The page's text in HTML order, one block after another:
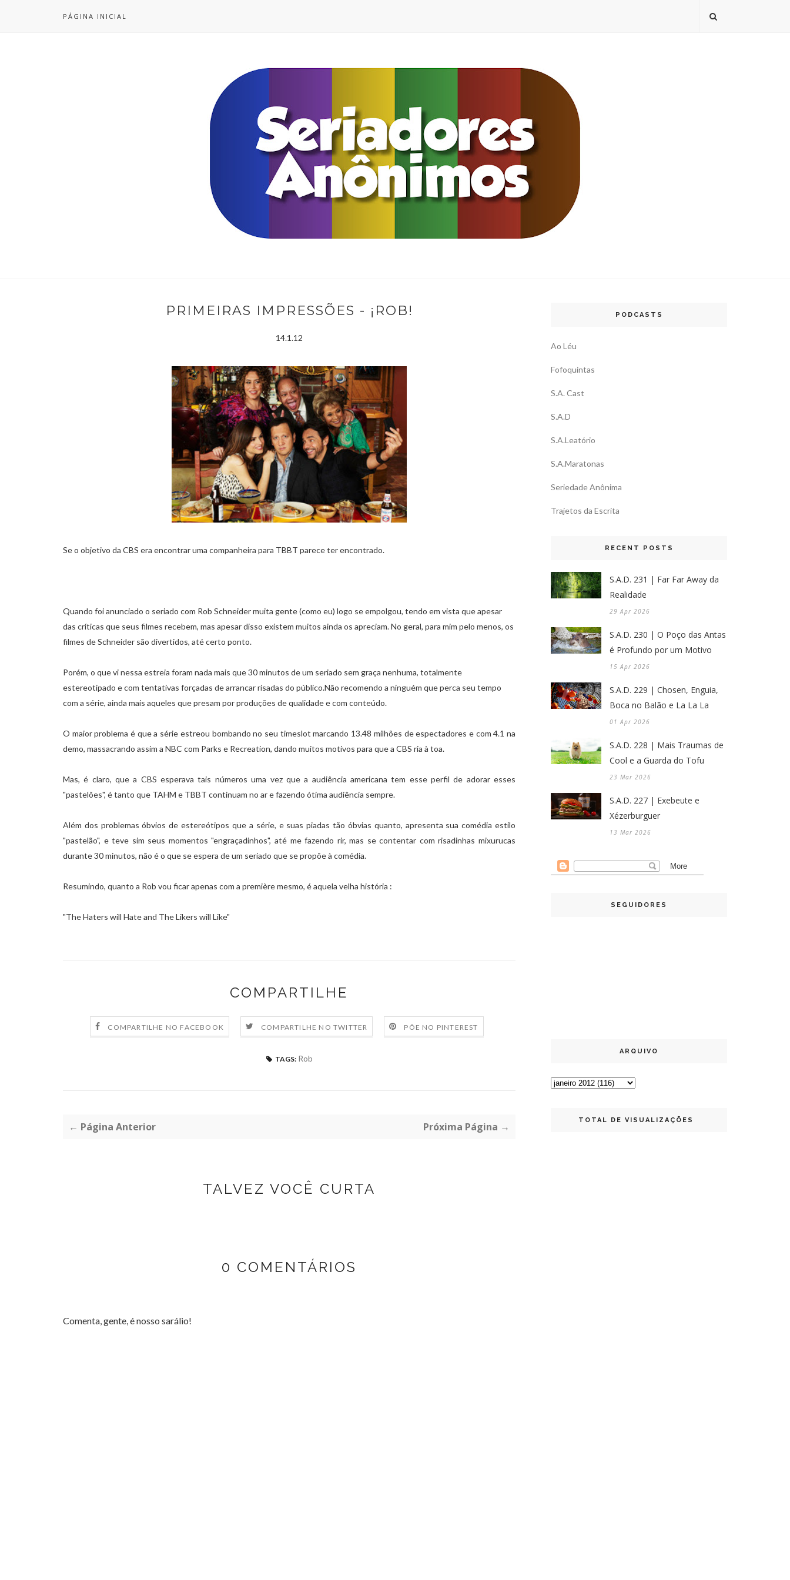
PÁGINA INICIAL
PRIMEIRAS IMPRESSÕES - ¡ROB!
14.1.12
Se o objetivo da CBS era encontrar uma companheira para TBBT parece ter encontrado.
Quando foi anunciado o seriado com Rob Schneider muita gente (como eu) logo se empolgou, tendo em vista que apesar
das críticas que seus filmes recebem, mas apesar disso existem muitos ainda os apreciam. No geral, para mim pelo menos, os
filmes de Schneider são divertidos, até certo ponto.
Porém, o que vi nessa estreia foram nada mais que 30 minutos de um seriado sem graça nenhuma, totalmente
estereotipado e com tentativas forçadas de arrancar risadas do público.Não recomendo a ninguém que perca seu tempo
com a série, ainda mais aqueles que presam por produções de qualidade e com conteúdo.
O maior problema é que a série estreou bombando no seu timeslot marcando 13.48 milhões de espectadores e com 4.1 na
demo, massacrando assim a NBC com Parks e Recreation, dando muitos motivos para que a CBS ria à toa.
Mas, é claro, que a CBS esperava tais números uma vez que a audiência americana tem esse perfil de adorar esses
"pastelões", é tanto que TAHM e TBBT continuam no ar e fazendo ótima audiência sempre.
Além dos problemas óbvios de estereótipos que a série, e suas piadas tão óbvias quanto, apresenta sua comédia estilo
"pastelão", e teve sim seus momentos "engraçadinhos", até me fazendo rir, mas se contentar com risadinhas mixurucas
durante 30 minutos, não é o que se espera de um seriado que se propõe à comédia.
Resumindo, quanto a Rob vou ficar apenas com a première mesmo, é aquela velha história :
"The Haters will Hate and The Likers will Like"
COMPARTILHE
COMPARTILHE NO FACEBOOK COMPARTILHE NO TWITTER PÕE NO PINTEREST
TAGS: Rob
← Página Anterior Próxima Página →
TALVEZ VOCÊ CURTA
0 COMENTÁRIOS
Comenta, gente, é nosso sarálio!
PODCASTS
Ao Léu
Fofoquintas
S.A. Cast
S.A.D
S.A.Leatório
S.A.Maratonas
Seriedade Anônima
Trajetos da Escrita
RECENT POSTS
S.A.D. 231 | Far Far Away da
Realidade
29 Apr 2026
S.A.D. 230 | O Poço das Antas
é Profundo por um Motivo
15 Apr 2026
S.A.D. 229 | Chosen, Enguia,
Boca no Balão e La La La
01 Apr 2026
S.A.D. 228 | Mais Traumas de
Cool e a Guarda do Tofu
23 Mar 2026
S.A.D. 227 | Exebeute e
Xézerburguer
13 Mar 2026
SEGUIDORES
ARQUIVO
TOTAL DE VISUALIZAÇÕES